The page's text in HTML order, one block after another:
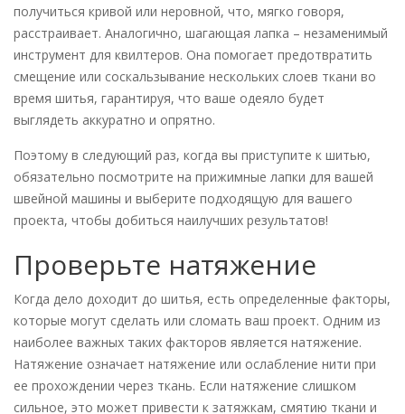
получиться кривой или неровной, что, мягко говоря,
расстраивает. Аналогично, шагающая лапка – незаменимый
инструмент для квилтеров. Она помогает предотвратить
смещение или соскальзывание нескольких слоев ткани во
время шитья, гарантируя, что ваше одеяло будет
выглядеть аккуратно и опрятно.
Поэтому в следующий раз, когда вы приступите к шитью,
обязательно посмотрите на прижимные лапки для вашей
швейной машины и выберите подходящую для вашего
проекта, чтобы добиться наилучших результатов!
Проверьте натяжение
Когда дело доходит до шитья, есть определенные факторы,
которые могут сделать или сломать ваш проект. Одним из
наиболее важных таких факторов является натяжение.
Натяжение означает натяжение или ослабление нити при
ее прохождении через ткань. Если натяжение слишком
сильное, это может привести к затяжкам, смятию ткани и